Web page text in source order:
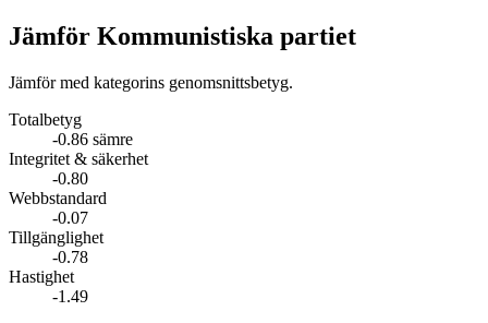
Jämför Kommunistiska partiet
Jämför med kategorins genomsnittsbetyg.
Totalbetyg
-0.86 sämre
Integritet & säkerhet
-0.80
Webbstandard
-0.07
Tillgänglighet
-0.78
Hastighet
-1.49